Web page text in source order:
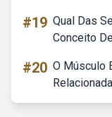
#19 Qual Das
Conceito
#20 O Músculo